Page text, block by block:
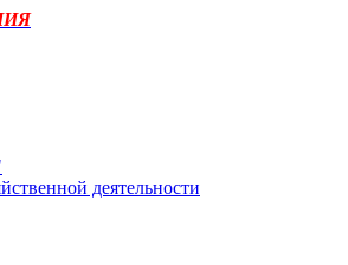
деятельности